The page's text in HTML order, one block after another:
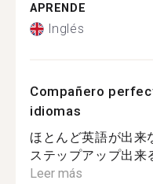
APRENDE
Inglés
Compañero
idiomas
ほとんど英語が出来
ステップアップ出来
Leer más